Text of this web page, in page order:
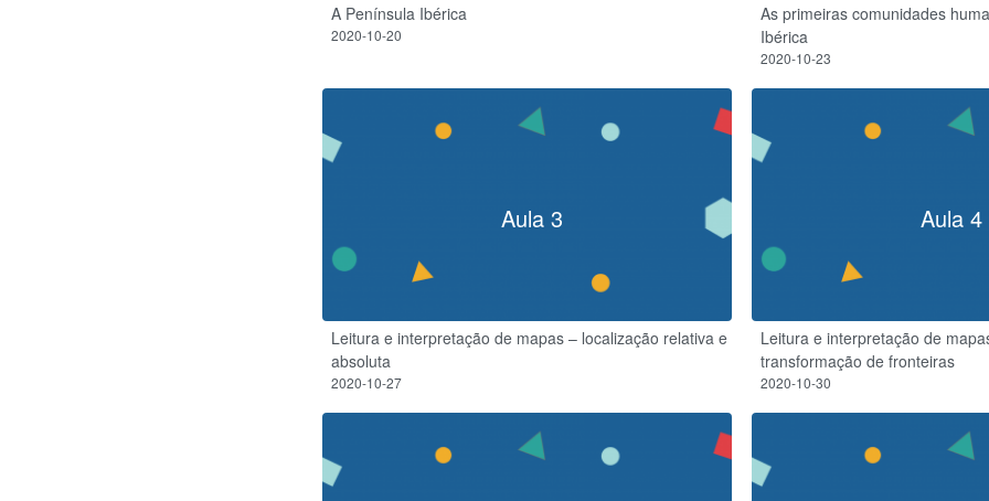
A Península Ibérica
2020-10-20
As primeiras comunidades
Ibérica
2020-10-23
Aula 3
Leitura e interpretação de mapas – localização relativa e
absoluta
2020-10-27
Aula 4
Leitura e interpretação de
transformação de fronteiras
2020-10-30